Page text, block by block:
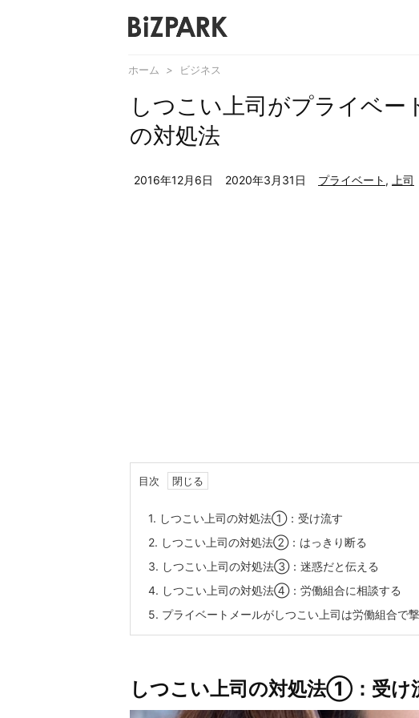
ホーム > ビジネス
しつこい上司がプライベ
の対処法
2016年12月6日 2020年3月31日 プライベート , 上司
目次
1. しつこい上司の対処法①：受け流す
2. しつこい上司の対処法②：はっきり断る
3. しつこい上司の対処法③：迷惑だと伝える
4. しつこい上司の対処法④：労働組合に相談する
5. プライベートメールがしつこい上司は労働組合で
しつこい上司の対処法①：受け